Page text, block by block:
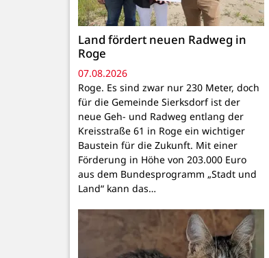
Land fördert neuen Radweg in
Roge
07.08.2026
Roge. Es sind zwar nur 230 Meter, doch
für die Gemeinde Sierksdorf ist der
neue Geh- und Radweg entlang der
Kreisstraße 61 in Roge ein wichtiger
Baustein für die Zukunft. Mit einer
Förderung in Höhe von 203.000 Euro
aus dem Bundesprogramm „Stadt und
Land“ kann das…